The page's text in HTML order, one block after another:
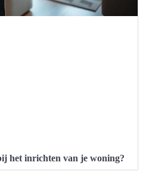
het inrichten van je woning?